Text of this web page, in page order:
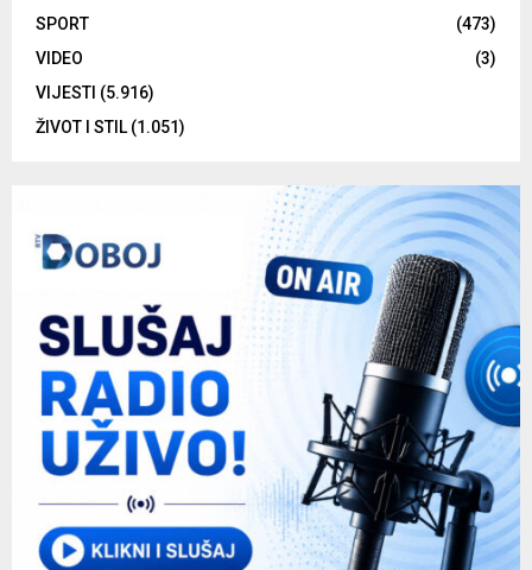
SPORT
(473)
VIDEO
(3)
VIJESTI (5.916)
ŽIVOT I STIL (1.051)